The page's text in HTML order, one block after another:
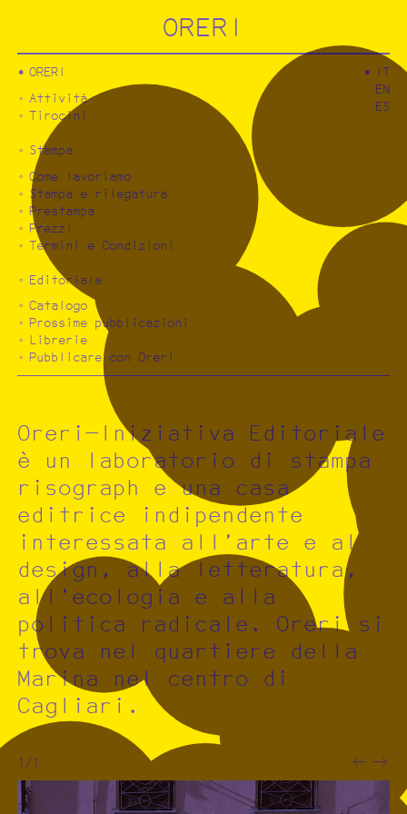
ORERI
ORERI
Attività
Tirocini
Stampa
Come lavoriamo
Stampa e rilegatura
Prestampa
Prezzi
Termini e Condizioni
Editoriale
Catalogo
Prossime pubblicazioni
Librerie
Pubblicare con Oreri
IT
EN
ES
Oreri—Iniziativa Editoriale
è un laboratorio di stampa
risograph e una casa
editrice indipendente
interessata all’arte e al
design, alla letteratura,
all’ecologia e alla
politica radicale. Oreri si
trova nel quartiere della
Marina nel centro di
Cagliari.
1/1